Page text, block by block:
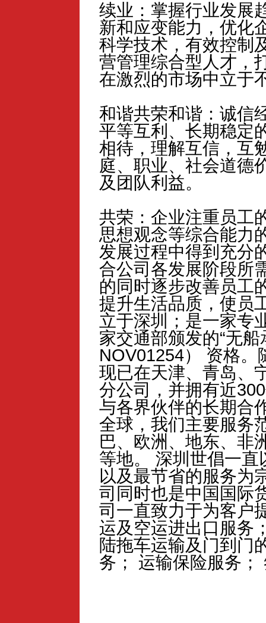
续业：掌握行业发展
新和应变能力，优化
科学技术，有效控制
营管理综合型人才，
在激烈的市场中立于
和谐共荣和谐：诚信
平等互利、长期稳定
相待，理解互信，互
庭、职业、社会道德
及团队利益。
共荣：企业注重员工
思想观念等综合能力
发展过程中得到充分
合公司各发展阶段所
的同时逐步改善员工
提升生活品质，使员
立于深圳；是一家专
家交通部颁发的“无
NOV01254） 资格。
现已在天津、青岛、
分公司，并拥有近
与各界伙伴的长期合
全球，我们主要服务
巴、欧洲、地东、非
等地。 深圳世倡一
以及最节省的服务为
司同时也是中国国际
司一直致力于为客户
运及空运进出口服务
陆拖车运输及门到门
务； 运输保险服务；